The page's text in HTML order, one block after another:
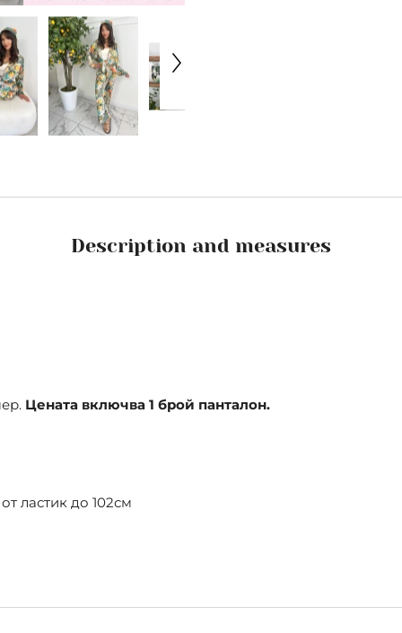
Description and measures
Цената включва 1 брой панталон.
ластик до 102см